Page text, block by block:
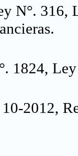
N°. 316,
.
1824,
10-2012,